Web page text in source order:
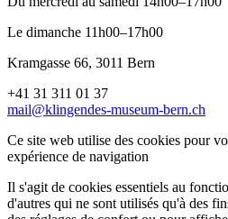
Le dimanche 11h00–17h00
Kramgasse 66, 3011 Bern
+41 31 311 01 37
mail@klingendes-museum-bern.ch
Ce site web utilise des cookies pour
expérience de navigation
Il s'agit de cookies essentiels au
d'autres qui ne sont utilisés qu'à des